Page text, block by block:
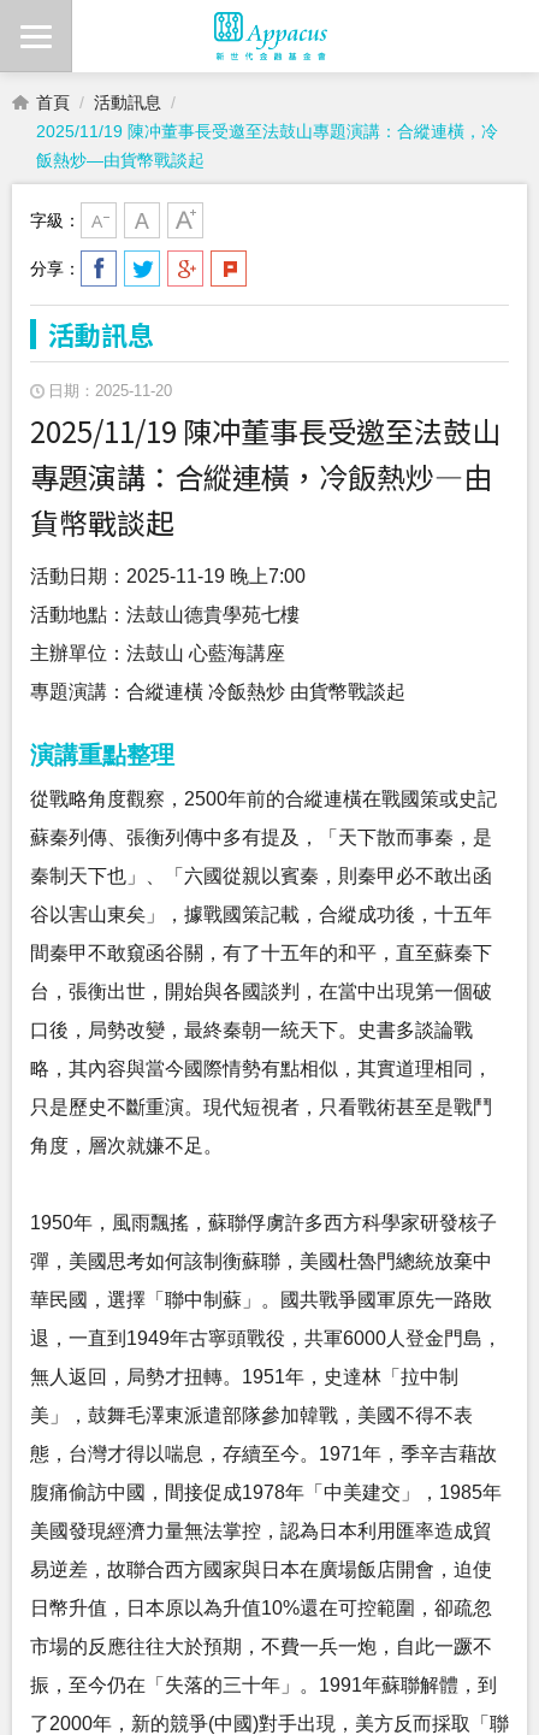
首頁
活動訊息
2025/11/19 陳冲董事長受邀至法鼓山專題演講：合縱連橫，冷
飯熱炒—由貨幣戰談起
字級：
分享：
活動訊息
日期：2025-11-20
2025/11/19 陳冲董事長受邀至法鼓山
專題演講：合縱連橫，冷飯熱炒—由
貨幣戰談起
活動日期：2025-11-19 晚上7:00
活動地點：法鼓山德貴學苑七樓
主辦單位：法鼓山 心藍海講座
專題演講：合縱連橫 冷飯熱炒 由貨幣戰談起
演講重點整理
從戰略角度觀察，2500年前的合縱連橫在戰國策或史記
蘇秦列傳、張衡列傳中多有提及，「天下散而事秦，是
秦制天下也」、「六國從親以賓秦，則秦甲必不敢出函
谷以害山東矣」，據戰國策記載，合縱成功後，十五年
間秦甲不敢窺函谷關，有了十五年的和平，直至蘇秦下
台，張衡出世，開始與各國談判，在當中出現第一個破
口後，局勢改變，最終秦朝一統天下。史書多談論戰
略，其內容與當今國際情勢有點相似，其實道理相同，
只是歷史不斷重演。現代短視者，只看戰術甚至是戰鬥
角度，層次就嫌不足。
1950年，風雨飄搖，蘇聯俘虜許多西方科學家研發核子
彈，美國思考如何該制衡蘇聯，美國杜魯門總統放棄中
華民國，選擇「聯中制蘇」。國共戰爭國軍原先一路敗
退，一直到1949年古寧頭戰役，共軍6000人登金門島，
無人返回，局勢才扭轉。1951年，史達林「拉中制
美」，鼓舞毛澤東派遣部隊參加韓戰，美國不得不表
態，台灣才得以喘息，存續至今。1971年，季辛吉藉故
腹痛偷訪中國，間接促成1978年「中美建交」，1985年
美國發現經濟力量無法掌控，認為日本利用匯率造成貿
易逆差，故聯合西方國家與日本在廣場飯店開會，迫使
日幣升值，日本原以為升值10%還在可控範圍，卻疏忽
市場的反應往往大於預期，不費一兵一炮，自此一蹶不
振，至今仍在「失落的三十年」。1991年蘇聯解體，到
了2000年，新的競爭(中國)對手出現，美方反而採取「聯